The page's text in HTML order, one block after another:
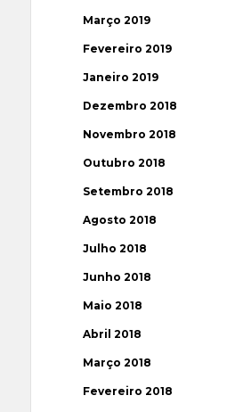
Março 2019
Fevereiro 2019
Janeiro 2019
Dezembro 2018
Novembro 2018
Outubro 2018
Setembro 2018
Agosto 2018
Julho 2018
Junho 2018
Maio 2018
Abril 2018
Março 2018
Fevereiro 2018